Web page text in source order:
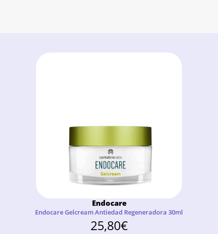
Endocare
Endocare Gelcream Antiedad Regeneradora 30ml
25,80€